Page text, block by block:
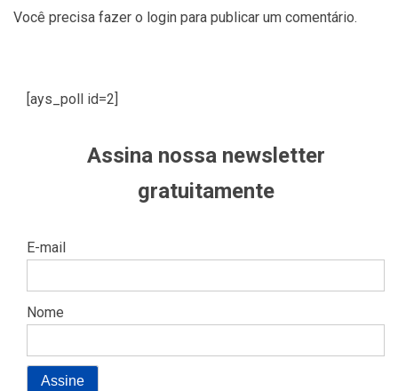
Você precisa fazer o login para publicar um comentário.
[ays_poll id=2]
Assina nossa newsletter
gratuitamente
E-mail
Nome